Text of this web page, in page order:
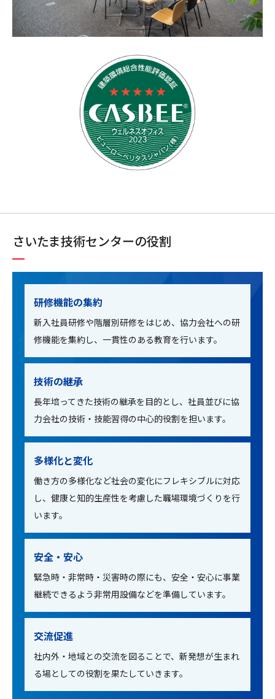
さいたま技術センターの役割
研修機能の集約
新入社員研修や階層別研修をはじめ、協力会社への研
修機能を集約し、一貫性のある教育を行います。
技術の継承
長年培ってきた技術の継承を目的とし、 社員並びに協
力会社の技術・技能習得の中心的役割を担います。
多様化と変化
働き方の多様化など社会の変化にフレキシブルに対応
し、健康と知的生産性を考慮した職場環境づくりを行
います。
安全・安心
緊急時・非常時・災害時の際にも、安全・安心に事業
継続できるよう非常用設備などを準備しています。
交流促進
社内外・地域との交流を図ることで、新発想が生まれ
る場としての役割を果たしていきます。